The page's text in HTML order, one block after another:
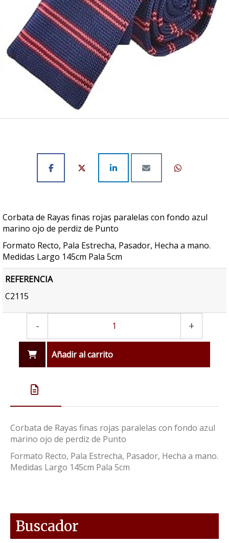
Corbata de Rayas finas rojas paralelas con fondo azul
marino ojo de perdiz de Punto
Formato Recto, Pala Estrecha, Pasador, Hecha a mano.
Medidas Largo 145cm Pala 5cm
REFERENCIA
C2115
- +
Añadir al carrito
Corbata de Rayas finas rojas paralelas con fondo azul
marino ojo de perdiz de Punto
Formato Recto, Pala Estrecha, Pasador, Hecha a mano.
Medidas Largo 145cm Pala 5cm
Buscador